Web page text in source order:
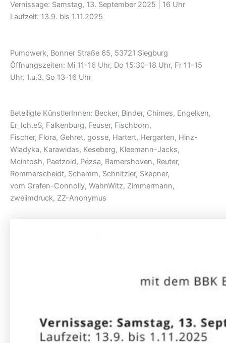
Vernissage: Samstag, 13. September 2025 | 16 Uhr
Laufzeit: 13.9. bis 1.11.2025
Pumpwerk, Bonner Straße 65, 53721 Siegburg
Öffnungszeiten: Mi 11-16 Uhr, Do 15:30-18 Uhr, Fr 11-15
Uhr, 1.u.3. So 13-16 Uhr
Beteiligte KünstlerInnen: Becker, Binder, Chimes, Engelken,
Er_Ich.eS, Falkenburg, Feuser, Fischborn,
Fischer, Flora, Gehret, gosse, Hartert, Hergarten, Hinz-
Wladyka, Karawidas, Keseberg, Kleemann-Jacks,
Mcintosh, Paetzold, Pézsa, Ramershoven, Reuter,
Rommerscheidt, Schemm, Schnitzler, Skepner,
vom Grafen-Connolly, WahnWitz, Zimmermann,
zweiimdruck, ZZ-Anonymus